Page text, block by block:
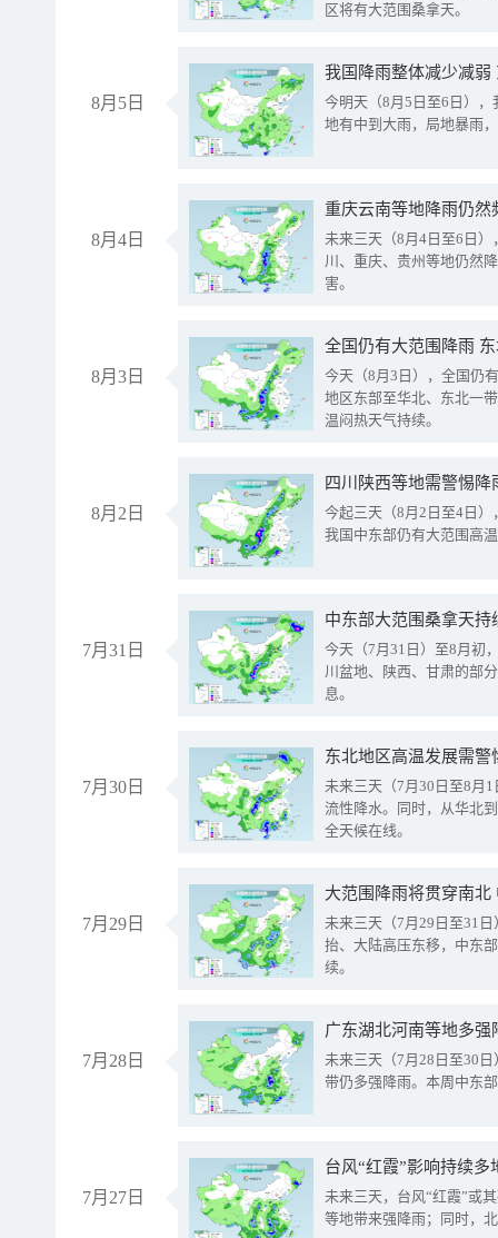
区将有大范围桑拿天。
8月5日
我国降雨整体减少减弱
今明天（8月5日至6日）
地有中到大雨，局地暴雨
8月4日
重庆云南等地降雨仍然
未来三天（8月4日至6日
川、重庆、贵州等地仍然
害。
8月3日
全国仍有大范围降雨
今天（8月3日），全国仍
地区东部至华北、东北一
温闷热天气持续。
8月2日
今起三天（8月2日至4日
我国中东部仍有大范围高
7月31日
中东部大范围桑拿天
今天（7月31日）至8月初
川盆地、陕西、甘肃的部
息。
7月30日
东北地区高温发展需
未来三天（7月30日至8月
流性降水。同时，从华北
全天候在线。
7月29日
大范围降雨将贯穿南
未来三天（7月29日至31
抬、大陆高压东移，中东
续。
7月28日
广东湖北河南等地多
未来三天（7月28日至30
带仍多强降雨。本周中东
7月27日
台风“红霞”影响持续
未来三天，台风“红霞”或
等地带来强降雨；同时，